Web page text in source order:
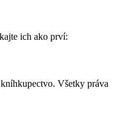
ich ako prví:
Všetky práva